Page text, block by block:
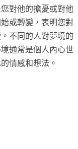
對他的擔憂或對他
或轉變，表明您對
不同的人對夢境的
通常是個人內心世
情感和想法。